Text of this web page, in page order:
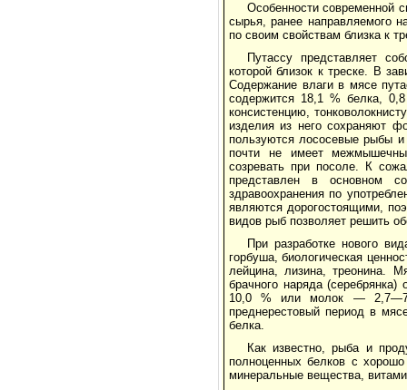
Особенности современной
сырья, ранее направляемого
по своим свойствам близка к
Путассу представляет
которой близок к треске. В
Со­держание влаги в мясе
содержится 18,1 % белка,
консистенцию,
изделия из него сохра­няют
пользуются лососевые рыбы
почти не имеет
созревать при посоле. К
представлен в основном
здравоохранения по
являются до­рогостоящими,
видов рыб позволяет решить
При разработке нового
горбуша, биологичес­кая
лейцина, лизина, треонина.
брачного наряда
10,0 % или мо­лок —
преднерестовый период в
белка.
Как известно, рыба и
полноценных белков с
минеральные вещества,